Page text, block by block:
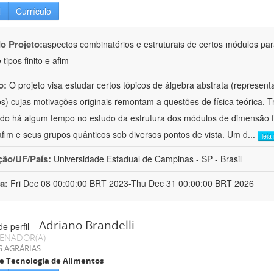
Currículo
Projeto:aspectos combinatórios e estruturais de certos módulos
tipos finito e afim
O projeto visa estudar certos tópicos de álgebra abstrata
cujas motivações originais remontam a questões de física teórica.
há algum tempo no estudo da estrutura dos módulos de
e seus grupos quânticos sob diversos pontos de vista. Um d... leia
UF/País: Universidade Estadual de Campinas - SP - Brasil
Fri Dec 08 00:00:00 BRT 2023-Thu Dec 31 00:00:00 BRT 2026
Adriano Brandelli
AGRÁRIAS
Tecnologia de Alimentos